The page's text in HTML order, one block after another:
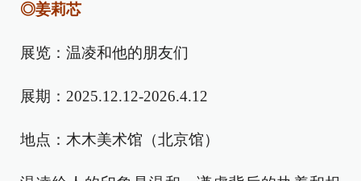
◎姜莉芯
展览：温凌和他的朋友们
展期：2025.12.12-2026.4.12
地点：木木美术馆（北京馆）